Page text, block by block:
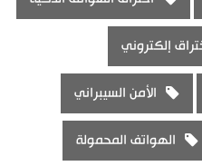
إلكتروني
الأمن السيبراني
الهواتف المحمولة